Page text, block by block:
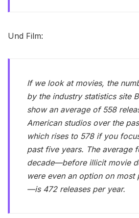
Und Film:
If we look at movies, the
by the industry statistics site
show an average of 558
American studios over the
which rises to 578 if you
past five years. The average
decade—before illicit movie
were even an option on most
—is 472 releases per year.